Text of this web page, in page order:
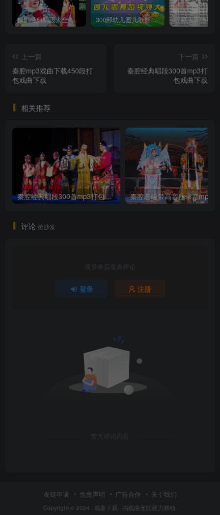
豫剧经典唱段大全850首mp3打包戏曲下载 300部幼儿园儿歌舞蹈视频大合集
上一篇
秦腔mp3戏曲下载450段打
包戏曲下载
下一篇
秦腔经典唱段300首mp3打
包戏曲下载
相关推荐
秦腔经典唱段300首mp3打包戏曲下载
评论 抢沙发
请登录后发表评论
登录 注册
暂无评论内容
友链申请 免责声明 广告合作 关于我们
Copyright © 2024 · 戏曲下载 · 由戏曲无忧强力驱动.